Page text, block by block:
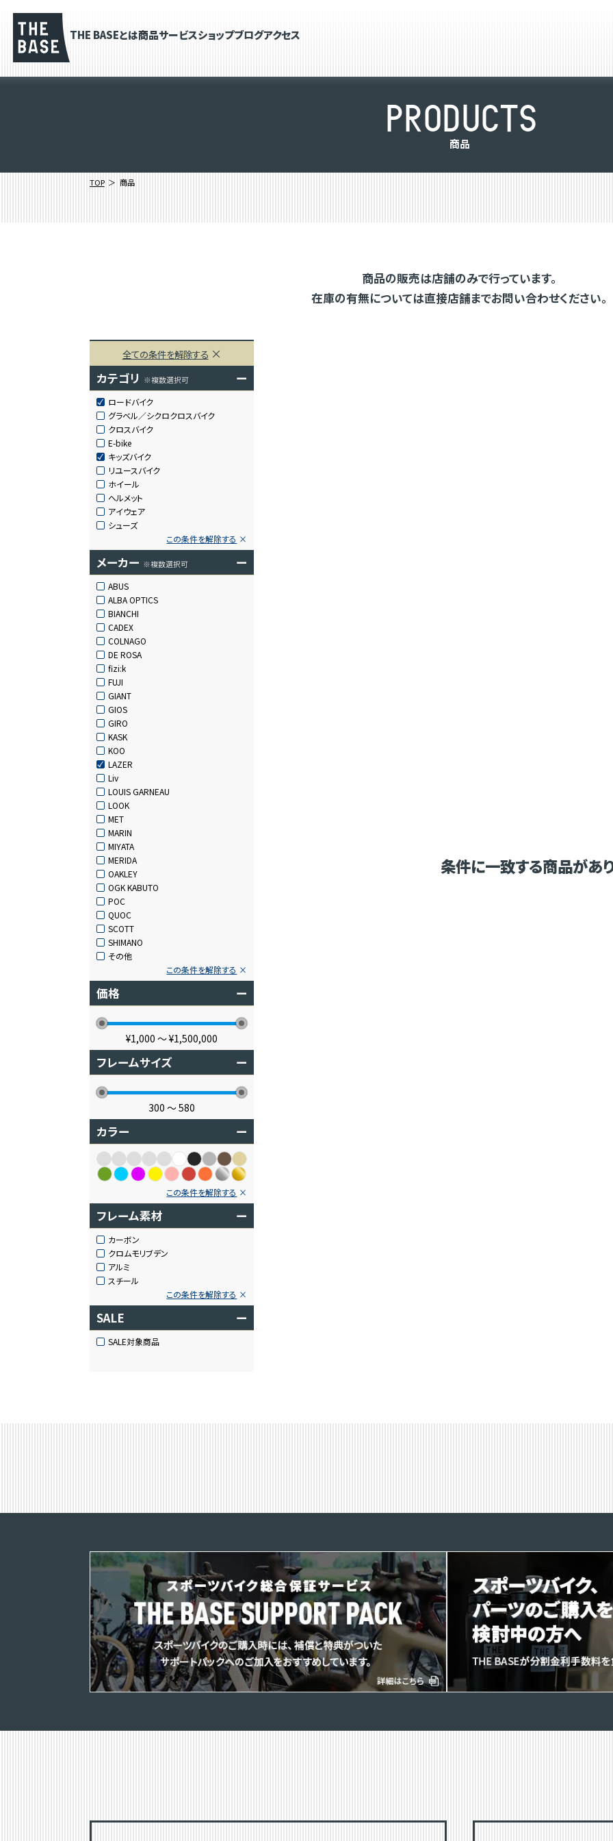
THE BASEとは商品サービスショップブログアクセス
PRODUCTS
商品
TOP 商品
商品の販売は店舗のみで行っています。
在庫の有無については直接店舗までお問い合わせください。
全ての条件を解除する
カテゴリ ※複数選択可 ー
ロードバイク
グラベル／シクロクロスバイク
クロスバイク
E-bike
キッズバイク
リユースバイク
ホイール
ヘルメット
アイウェア
シューズ
この条件を解除する
メーカー ※複数選択可 ー
ABUS
ALBA OPTICS
BIANCHI
CADEX
COLNAGO
DE ROSA
fizi:k
FUJI
GIANT
GIOS
GIRO
KASK
KOO
LAZER
Liv
LOUIS GARNEAU
LOOK
MET
MARIN
MIYATA
MERIDA
OAKLEY
OGK KABUTO
POC
QUOC
SCOTT
SHIMANO
その他
この条件を解除する
価格 ー
¥1,000 〜¥1,500,000
フレームサイズ ー
300 〜580
カラー ー
この条件を解除する
フレーム素材 ー
カーボン
クロムモリブデン
アルミ
スチール
この条件を解除する
SALE ー
SALE対象商品
条件に一致する商品があ